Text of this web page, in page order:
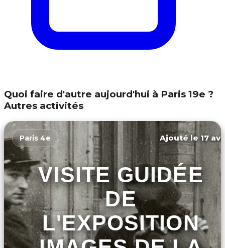
Quoi faire d'autre aujourd'hui à Paris 19e ?
Autres activités
Paris 4e Ajouté le 17
VISITE GUIDÉE
DE
L'EXPOSITION